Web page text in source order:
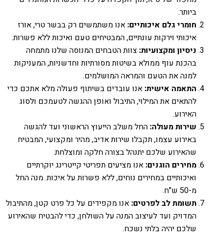
ביותר.
חומרי גלם איכותיים: אנו משתמשים רק בבשר טרי, אורז
איכותי וירקות עונתיים, המבטיחים טעם ואיכות ללא פשרות.
ניסיון ומקצועיות: צוות הטבחים המנוסה שלנו מתמחה
בהכנת עוף ממולא בשיטות מסורתיות וחדשניות, המעניקות
למנה את הטעם והמראה המושלמים.
התאמה אישית: אנו עובדים בשיתוף פעולה מלא אתכם כדי
להתאים את המילוי, התיבול ואופן ההגשה לטעמכם ולסוג
האירוע.
שירות מעולה: החל משלב הייעוץ הראשוני ועד להגשה
באירוע עצמו, תקבלו שירות אדיב, מהיר ומקצועי, המבטיח
שהאירוע שלכם יתנהל בצורה חלקה ומוצלחת.
מחירים הוגנים: אנו מציעים תפריטי קייטרינג יוקרתיים
ואיכותיים במחירים נוחים, ללא פשרות על איכות. מנה החל
מ-50 ש"ח.
תשומת לב לפרטים: אנו מקפידים על כל פרט קטן, מהתיבול
המדויק ועד לעיצוב המנה על השולחן, כדי להבטיח שהאירוע
שלכם יהיה בלתי נשכח.